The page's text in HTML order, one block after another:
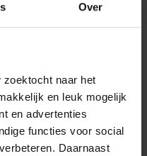
Over
naar het
en leuk mogelijk
en advertenties
functies voor social
Daarnaast
HORLOGES
MARINE STAR
AUTOMAAT
HERENHORLOGE
98B466 BLAUW
Direct leverbaar, 1